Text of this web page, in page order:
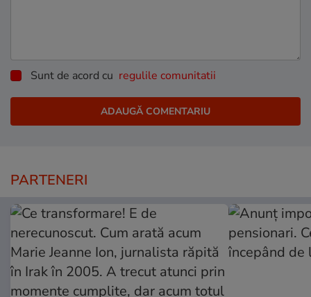
Sunt de acord cu regulile comunitatii
PARTENERI